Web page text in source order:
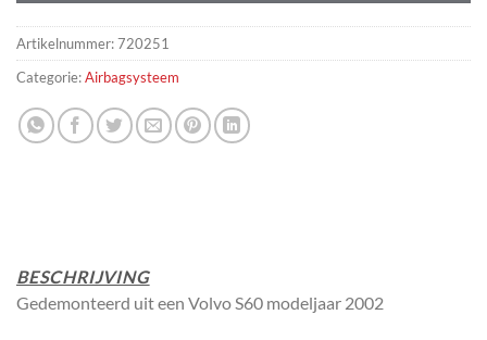
Artikelnummer:720251
Categorie:Airbagsysteem
BESCHRIJVING
Gedemonteerd uit een Volvo S60 modeljaar 2002